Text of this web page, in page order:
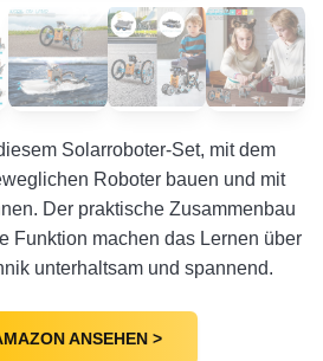
Solarroboter-Set, mit dem
Roboter bauen und mit
Der praktische Zusammenbau
Funktion machen das Lernen über
unterhaltsam und spannend.
ANSEHEN >